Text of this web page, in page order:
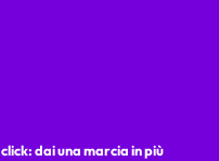
dai una marcia in più